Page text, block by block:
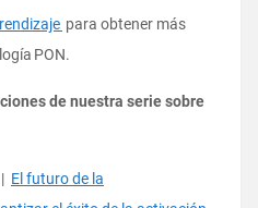
para obtener más
PON.
de nuestra serie sobre
| El futuro de la